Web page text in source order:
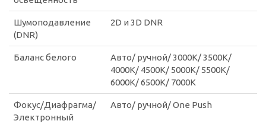
Шумоподавление
(DNR)
2D и 3D DNR
Баланс белого
Авто/ ручной/ 3000K/ 3500K/
4000K/ 4500K/ 5000K/ 5500K/
6000K/ 6500K/ 7000K
Фокус/Диафрагма/
Электронный
Авто/ ручной/ One Push